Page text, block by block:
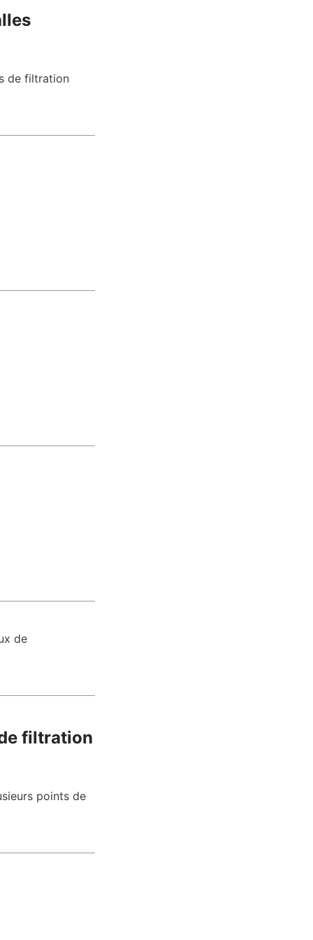
de filtration
de
filtration
points de